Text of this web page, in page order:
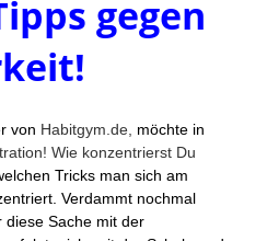
gegen
von Habitgym.de, möchte in
Wie konzentrierst Du
Tricks man sich am
Verdammt nochmal
diese Sache mit der